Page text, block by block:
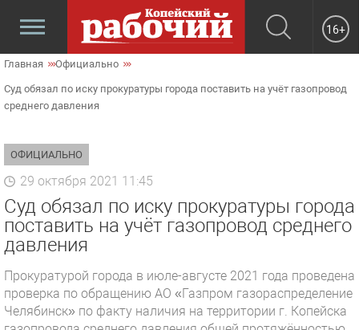
16+
Главная Официально
Суд обязал по иску прокуратуры города поставить на учёт газопровод
среднего давления
ОФИЦИАЛЬНО
29 октября 2021 11:45
Суд обязал по иску прокуратуры города
поставить на учёт газопровод среднего
давления
Прокуратурой города в июле-августе 2021 года проведена
проверка по обращению АО «Газпром газораспределение
Челябинск» по факту наличия на территории г. Копейска